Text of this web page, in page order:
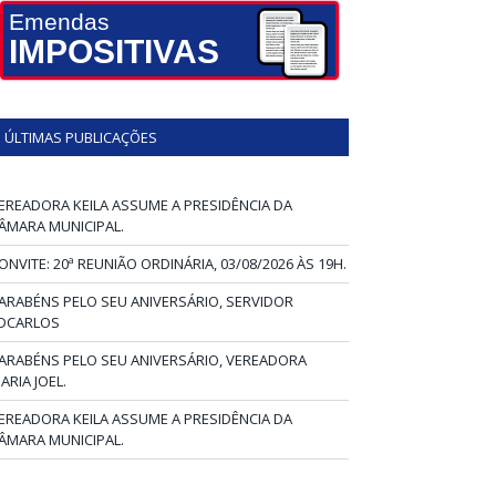
Emendas
IMPOSITIVAS
ÚLTIMAS PUBLICAÇÕES
KEILA ASSUME A PRESIDÊNCIA DA
MUNICIPAL.
20ª REUNIÃO ORDINÁRIA, 03/08/2026 ÀS 19H.
PELO SEU ANIVERSÁRIO, SERVIDOR
PELO SEU ANIVERSÁRIO, VEREADORA
JOEL.
KEILA ASSUME A PRESIDÊNCIA DA
MUNICIPAL.